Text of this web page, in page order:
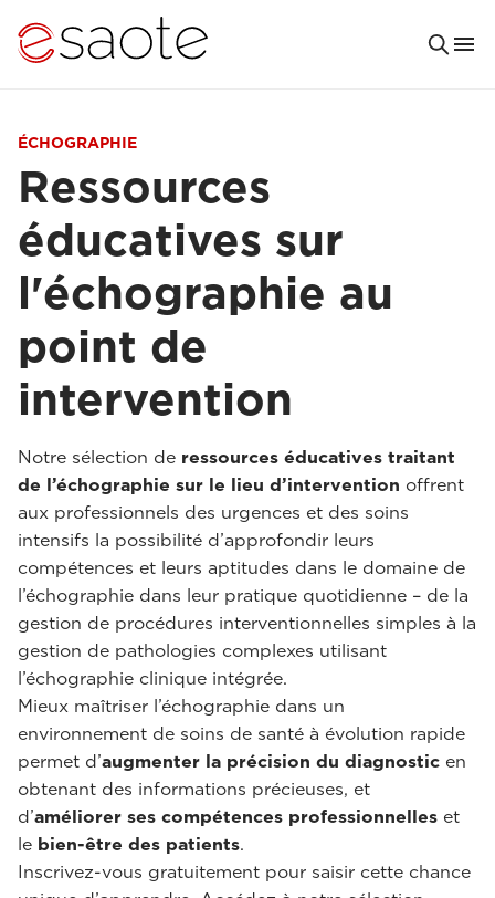
ÉCHOGRAPHIE
Ressources
éducatives sur
l'échographie au
point de
intervention
Notre sélection de ressources éducatives traitant
de l’échographie sur le lieu d’intervention offrent
aux professionnels des urgences et des soins
intensifs la possibilité d’approfondir leurs
compétences et leurs aptitudes dans le domaine de
l’échographie dans leur pratique quotidienne – de la
gestion de procédures interventionnelles simples à la
gestion de pathologies complexes utilisant
l’échographie clinique intégrée.
Mieux maîtriser l’échographie dans un
environnement de soins de santé à évolution rapide
permet d’augmenter la précision du diagnostic en
obtenant des informations précieuses, et
d’améliorer ses compétences professionnelles et
le bien-être des patients.
Inscrivez-vous gratuitement pour saisir cette chance